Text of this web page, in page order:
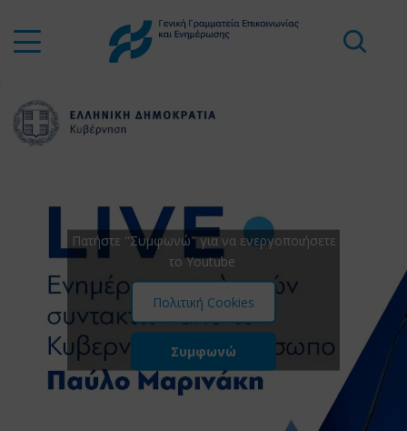
Πατήστε "Συμφωνώ" για να ενεργοποιήσετε
το Youtube
Πολιτική Cookies
Συμφωνώ